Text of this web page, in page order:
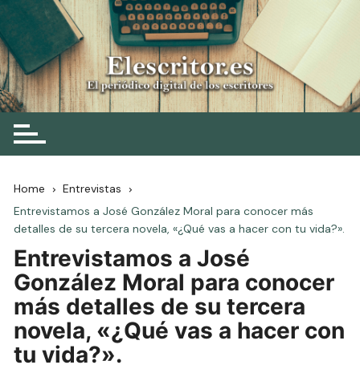
Skip
to
content
Elescritor.es
El periódico digital de los escritores
Home
Entrevistas
Entrevistamos a José González Moral para conocer más
detalles de su tercera novela, «¿Qué vas a hacer con tu vida?».
Entrevistamos a José
González Moral para conocer
más detalles de su tercera
novela, «¿Qué vas a hacer con
tu vida?».